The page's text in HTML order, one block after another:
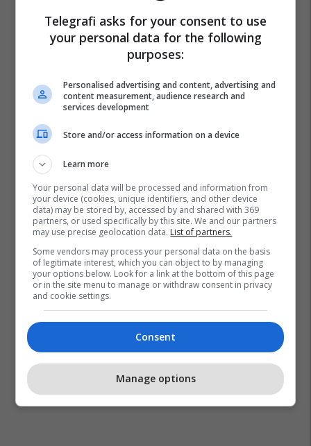
Prokuroria Themelore E Prizrenit
Kanabis
Prizreni Lokale
Telegrafi asks for your consent to use
your personal data for the following
purposes:
Personalised advertising and content, advertising and
content measurement, audience research and
services development
Store and/or access information on a device
Learn more
Your personal data will be processed and information from
your device (cookies, unique identifiers, and other device
data) may be stored by, accessed by and shared with 369
partners, or used specifically by this site. We and our partners
may use precise geolocation data. List of partners.
Some vendors may process your personal data on the basis
of legitimate interest, which you can object to by managing
your options below. Look for a link at the bottom of this page
or in the site menu to manage or withdraw consent in privacy
and cookie settings.
Consent
Manage options